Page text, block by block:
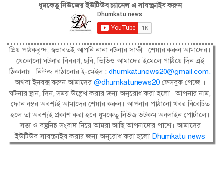
ধূমকেতু নিউজের ইউটিউব চ্যানেল এ সাবস্ক্রাইব করুন
প্রিয় পাঠকবৃন্দ, স্বভাবতই আপনি নানা ঘটনার সাক্ষী। শেয়ার করুন আমাদের।
যেকোনো ঘটনার বিবরণ, ছবি, ভিডিও আমাদের ইমেলে পাঠিয়ে দিন এই
ঠিকানায়। নিউজ পাঠানোর ই-মেইল : dhumkatunews20@gmail.com.
অথবা ইনবক্স করুন আমাদের@dhumkatunews20 ফেসবুক পেজে ।
ঘটনার স্থান, দিন, সময় উল্লেখ করার জন্য অনুরোধ করা হলো। আপনার নাম,
ফোন নম্বর অবশ্যই আমাদের শেয়ার করুন। আপনার পাঠানো খবর বিবেচিত
হলে তা অবশ্যই প্রকাশ করা হবে ধূমকেতু নিউজ ডটকম অনলাইন পোর্টালে।
সত্য ও বস্তুনিষ্ঠ সংবাদ নিয়ে আমরা আছি আপনাদের পাশে। আমাদের
ইউটিউব সাবস্ক্রাইব করার জন্য অনুরোধ করা হলো Dhumkatu news